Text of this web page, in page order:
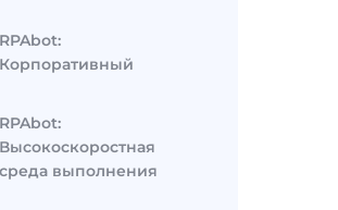
RPAbot:
Корпоративный
RPAbot:
Высокоскоростная
среда выполнения